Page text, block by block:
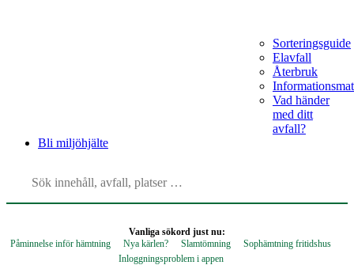
Sorteringsguide
Elavfall
Återbruk
Vad händer
med ditt
avfall?
Bli miljöhjälte
Vanliga sökord just nu:
Påminnelse inför hämtning
Nya kärlen? Slamtömning
Sophämtning fritidshus
Inloggningsproblem i appen